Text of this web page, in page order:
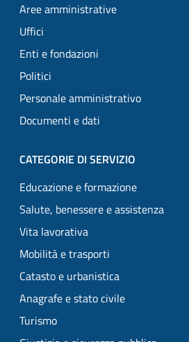
Aree amministrative
Uffici
Enti e fondazioni
Politici
Personale amministrativo
Documenti e dati
CATEGORIE DI SERVIZIO
Educazione e formazione
Salute, benessere e assistenza
Vita lavorativa
Mobilità e trasporti
Catasto e urbanistica
Anagrafe e stato civile
Turismo